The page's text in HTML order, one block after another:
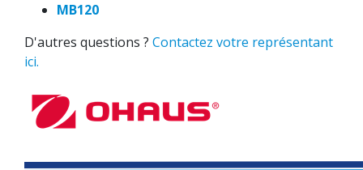
MB120
D'autres questions ? Contactez votre représentant
ici.